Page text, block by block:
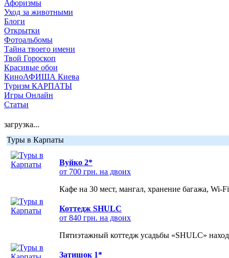
Афоризмы
Уход за животными
Блоги
Открытки
Фотоальбомы
Тайна твоего имени
Твой Гороскоп
Красивые обои
КиноАФИША Киева
Туризм КАРПАТЫ
Игры Онлайн
Статьи
загрузка...
Туры в Карпаты
Вуйко 2*
от 700 грн. на двоих
Кафе на 30 мест, мангал, хранение багажа, Wi-
Коттедж SHULC
от 840 грн. на двоих
Пятиэтажный коттедж усадьбы «SHULC»
Затишок 1*